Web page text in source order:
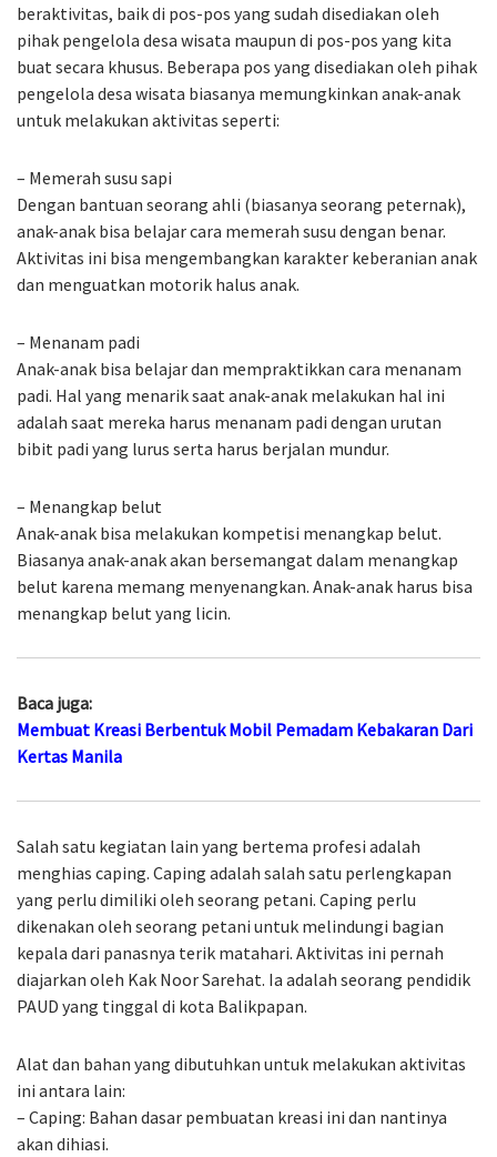
beraktivitas, baik di pos-pos yang sudah disediakan oleh
pihak pengelola desa wisata maupun di pos-pos yang kita
buat secara khusus. Beberapa pos yang disediakan oleh pihak
pengelola desa wisata biasanya memungkinkan anak-anak
untuk melakukan aktivitas seperti:
– Memerah susu sapi
Dengan bantuan seorang ahli (biasanya seorang peternak),
anak-anak bisa belajar cara memerah susu dengan benar.
Aktivitas ini bisa mengembangkan karakter keberanian anak
dan menguatkan motorik halus anak.
– Menanam padi
Anak-anak bisa belajar dan mempraktikkan cara menanam
padi. Hal yang menarik saat anak-anak melakukan hal ini
adalah saat mereka harus menanam padi dengan urutan
bibit padi yang lurus serta harus berjalan mundur.
– Menangkap belut
Anak-anak bisa melakukan kompetisi menangkap belut.
Biasanya anak-anak akan bersemangat dalam menangkap
belut karena memang menyenangkan. Anak-anak harus bisa
menangkap belut yang licin.
Baca juga:
Membuat Kreasi Berbentuk Mobil Pemadam Kebakaran Dari
Kertas Manila
Salah satu kegiatan lain yang bertema profesi adalah
menghias caping. Caping adalah salah satu perlengkapan
yang perlu dimiliki oleh seorang petani. Caping perlu
dikenakan oleh seorang petani untuk melindungi bagian
kepala dari panasnya terik matahari. Aktivitas ini pernah
diajarkan oleh Kak Noor Sarehat. Ia adalah seorang pendidik
PAUD yang tinggal di kota Balikpapan.
Alat dan bahan yang dibutuhkan untuk melakukan aktivitas
ini antara lain:
– Caping: Bahan dasar pembuatan kreasi ini dan nantinya
akan dihiasi.